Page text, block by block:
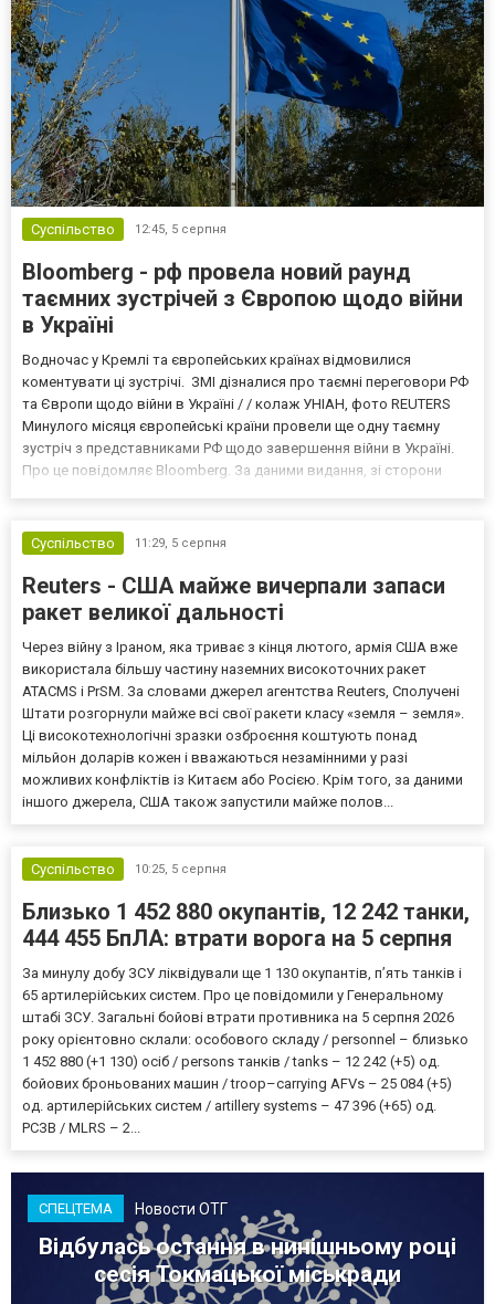
Суспільство 12:45, 5 серпня
Bloomberg - рф провела новий раунд
таємних зустрічей з Європою щодо війни
в Україні
Водночас у Кремлі та європейських країнах відмовилися
коментувати ці зустрічі. ЗМІ дізналися про таємні переговори РФ
та Європи щодо війни в Україні / / колаж УНІАН, фото REUTERS
Минулого місяця європейські країни провели ще одну таємну
зустріч з представниками РФ щодо завершення війни в Україні.
Про це повідомляє Bloomberg. За даними видання, зі сторони
Суспільство
11:29, 5 серпня
Reuters - США майже вичерпали запаси
ракет великої дальності
Через війну з Іраном, яка триває з кінця лютого, армія США вже
використала більшу частину наземних високоточних ракет
ATACMS і PrSM. За словами джерел агентства Reuters, Сполучені
Штати розгорнули майже всі свої ракети класу «земля – земля».
Ці високотехнологічні зразки озброєння коштують понад
мільйон доларів кожен і вважаються незамінними у разі
можливих конфліктів із Китаєм або Росією. Крім того, за даними
іншого джерела, США також запустили майже полов...
Суспільство 10:25, 5 серпня
Близько 1 452 880 окупантів, 12 242 танки,
444 455 БпЛА: втрати ворога на 5 серпня
За минулу добу ЗСУ ліквідували ще 1 130 окупантів, пʼять танків і
65 артилерійських систем. Про це повідомили у Генеральному
штабі ЗСУ. Загальні бойові втрати противника на 5 серпня 2026
року орієнтовно склали: особового складу / personnel – близько
1 452 880 (+1 130) осіб / persons танків / tanks – 12 242 (+5) од.
бойових броньованих машин / troop–carrying AFVs – 25 084 (+5)
од. артилерійських систем / artillery systems – 47 396 (+65) од.
РСЗВ / MLRS – 2...
СПЕЦТЕМА Новости ОТГ
Відбулась остання в нинішньому році
сесія Токмацької міськради